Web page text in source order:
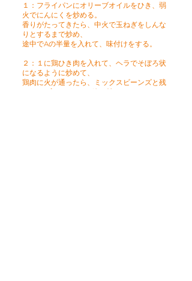
１：フライパンにオリーブオイルをひき、弱
火でにんにくを炒める。
香りがたってきたら、中火で玉ねぎをしんな
りとするまで炒め、
途中でAの半量を入れて、味付けをする。
２：１に鶏ひき肉を入れて、ヘラでそぼろ状
になるように炒めて、
鶏肉に火が通ったら、ミックスビーンズと残
りのAを入れてサッと絡め炒める。